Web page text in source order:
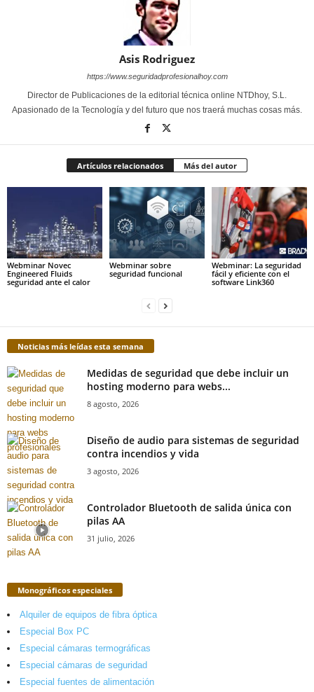
Asis Rodriguez
https://www.seguridadprofesionalhoy.com
Director de Publicaciones de la editorial técnica online NTDhoy, S.L.
Apasionado de la Tecnología y del futuro que nos traerá muchas cosas más.
Artículos relacionados Más del autor
Webminar Novec
Engineered Fluids
seguridad ante el calor
Webminar sobre
seguridad funcional
Webminar: La seguridad
fácil y eficiente con el
software Link360
Noticias más leídas esta semana
Medidas de seguridad que debe incluir un
hosting moderno para webs...
8 agosto, 2026
Diseño de audio para sistemas de seguridad
contra incendios y vida
3 agosto, 2026
Controlador Bluetooth de salida única con
pilas AA
31 julio, 2026
Monográficos especiales
Alquiler de equipos de fibra óptica
Especial Box PC
Especial cámaras termográficas
Especial cámaras de seguridad
Especial fuentes de alimentación